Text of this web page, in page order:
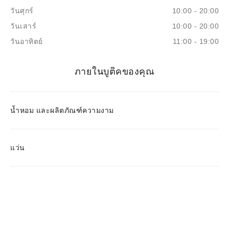
วันศุกร์
10:00 - 20:00
วันเสาร์
10:00 - 20:00
วันอาทิตย์
11:00 - 19:00
ภายในบูติคของคุณ
น้ำหอม และผลิตภัณฑ์ความงาม
แว่น